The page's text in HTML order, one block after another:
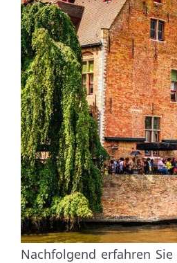
Nachfolgend erfahren